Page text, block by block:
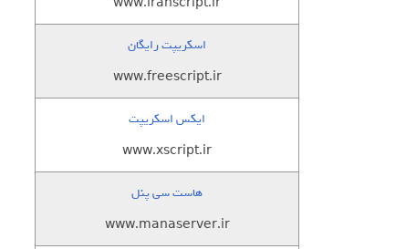
اسکریپت رایگان
www.freescript.ir
ایکس اسکریپت
www.xscript.ir
هاست سی پنل
www.manaserver.ir